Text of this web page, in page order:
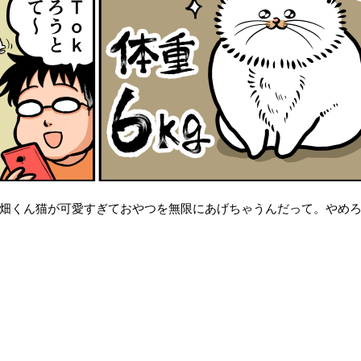
くん猫が可愛すぎておやつを無限にあげちゃうんだって。やめ